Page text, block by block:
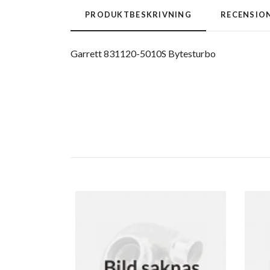
PRODUKTBESKRIVNING
Garrett 831120-5010S Bytesturbo